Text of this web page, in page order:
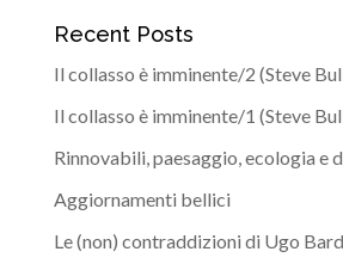
Recent Posts
Il collasso è imminente/2 (Steve
Il collasso è imminente/1 (Steve
Rinnovabili, paesaggio, ecologia e
Aggiornamenti bellici
Le (non) contraddizioni di Ugo